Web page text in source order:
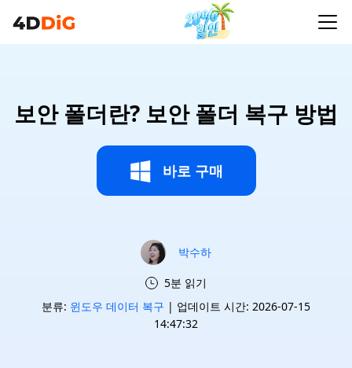
보안 폴더란? 보안 폴더 복구 방법
바로 구매
박수하
5분 읽기
분류: 윈도우 데이터 복구 | 업데이트 시간: 2026-07-15
14:47:32